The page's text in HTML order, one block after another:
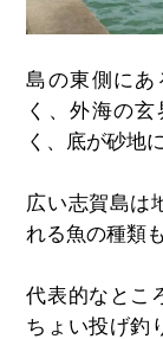
島の東側にあ
く、外海の
く、底が砂地
広い志賀島は
れる魚の種類
代表的なとこ
ちょい投げ釣